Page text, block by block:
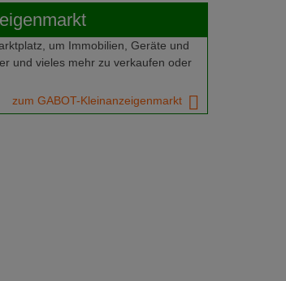
um Immobilien, Geräte und
und vieles mehr zu verkaufen oder
zum GABOT-Kleinanzeigenmarkt